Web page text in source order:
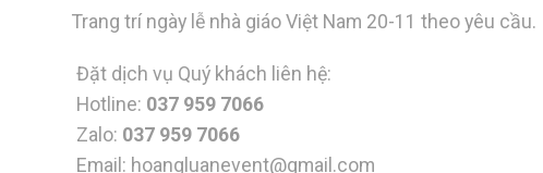
Trang trí ngày lễ nhà giáo Việt Nam 20-11 theo yêu cầu.
Đặt dịch vụ Quý khách liên hệ:
Hotline: 037 959 7066
Zalo: 037 959 7066
Email: hoangluanevent@gmail.com